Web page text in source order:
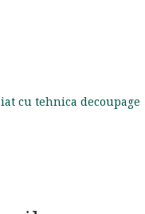
cu tehnica decoupage